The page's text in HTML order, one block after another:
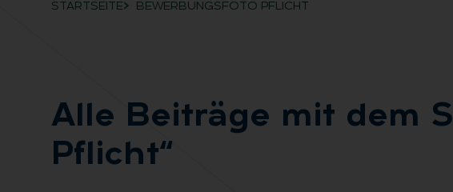
Breadcrumb-Navigation
STARTSEITE BEWERBUNGSFOTO PFLICHT
Alle Bei­trä­ge mit dem
Pflicht“